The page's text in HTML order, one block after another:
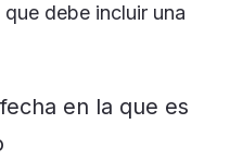
debe incluir una
en la que es